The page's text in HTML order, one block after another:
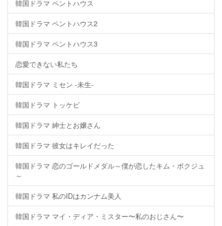
韓国ドラマ ペントハウス
韓国ドラマ ペントハウス2
韓国ドラマ ペントハウス3
恋愛できない私たち
韓国ドラマ ミセン -未生-
韓国ドラマ トッケビ
韓国ドラマ 紳士とお嬢さん
韓国ドラマ 彼女はキレイだった
韓国ドラマ 恋のゴールドメダル～僕が恋したキム・ボクジュ
～
韓国ドラマ 私のIDはカンナム美人
韓国ドラマ マイ・ディア・ミスター〜私のおじさん〜